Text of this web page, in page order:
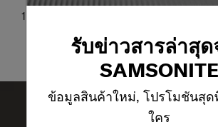
รับข่าวสารล่าสุด
SAMSONITE
ข้อมูลสินค้าใหม่, โปรโมชันสุด
ใคร
1 ช่องกระเป๋าหลังแบบปิดด้วยแม่เหล็ก